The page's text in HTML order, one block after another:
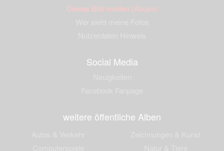
Dieses Bild melden (Abuse)
Social Media
weitere öffentliche Alben